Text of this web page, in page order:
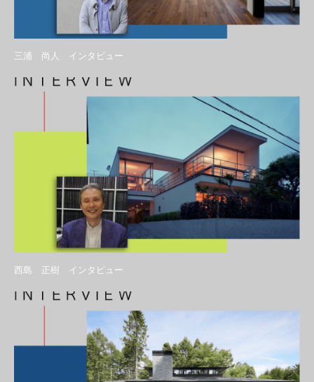
三浦 尚人 インタビュー
西島 正樹 インタビュー